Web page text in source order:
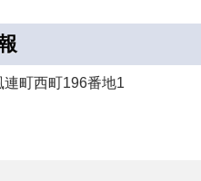
町西町196番地1